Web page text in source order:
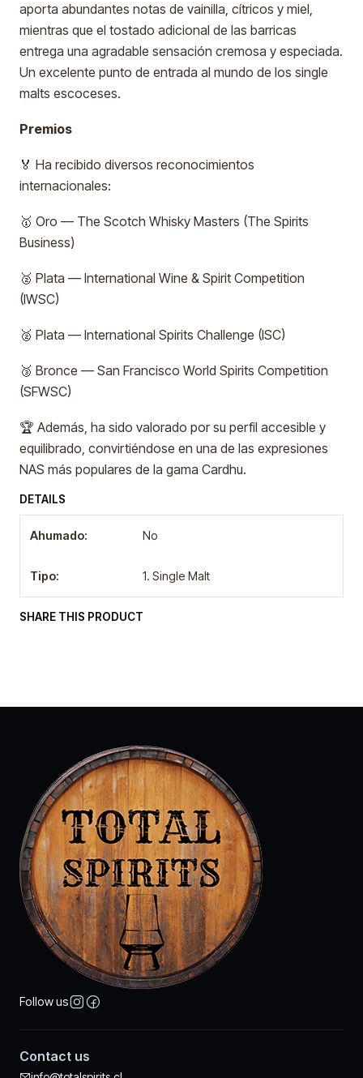
aporta abundantes notas de vainilla, cítricos y miel,
mientras que el tostado adicional de las barricas
entrega una agradable sensación cremosa y especiada.
Un excelente punto de entrada al mundo de los single
malts escoceses.
Premios
🏅 Ha recibido diversos reconocimientos
internacionales:
🥇 Oro — The Scotch Whisky Masters (The Spirits
Business)
🥈 Plata — International Wine & Spirit Competition
(IWSC)
🥈 Plata — International Spirits Challenge (ISC)
🥉 Bronce — San Francisco World Spirits Competition
(SFWSC)
🏆 Además, ha sido valorado por su perfil accesible y
equilibrado, convirtiéndose en una de las expresiones
NAS más populares de la gama Cardhu.
DETAILS
Ahumado: No
Tipo: 1. Single Malt
SHARE THIS PRODUCT
Follow us
Contact us